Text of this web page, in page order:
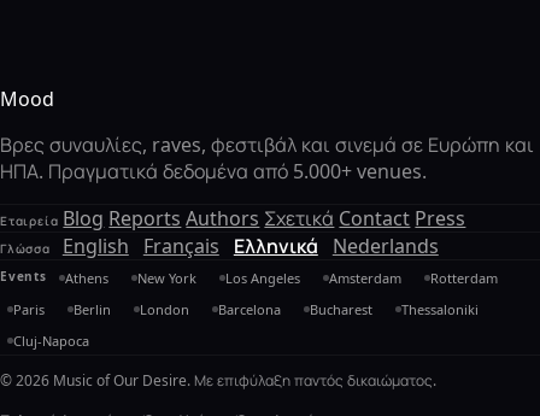
Mood
Βρες συναυλίες, raves, φεστιβάλ και σινεμά σε Ευρώπη και
ΗΠΑ. Πραγματικά δεδομένα από 5.000+ venues.
Εταιρεία Blog Reports Authors Σχετικά Contact Press
Γλώσσα English Français Ελληνικά Nederlands
Events Athens New York Los Angeles Amsterdam
Rotterdam
Paris
Berlin London Barcelona Bucharest
Thessaloniki
Cluj-Napoca
© 2026 Music of Our Desire. Με επιφύλαξη παντός δικαιώματος.